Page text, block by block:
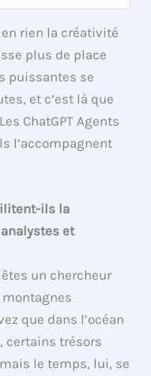
rien la créativité
plus de place
puissantes se
et c’est là que
ChatGPT Agents
l’accompagnent
ils la
et
un chercheur
montagnes
que dans l’océan
certains trésors
le temps, lui, se